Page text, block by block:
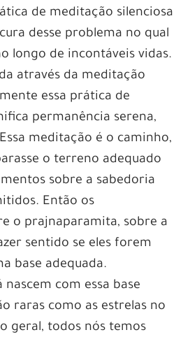
de meditação silenciosa
desse problema no qual
longo de incontáveis vidas.
através da meditação
essa prática de
permanência serena,
meditação é o caminho,
o terreno adequado
sobre a sabedoria
Então os
o prajnaparamita, sobre a
sentido se eles forem
base adequada.
nascem com essa base
raras como as estrelas no
geral, todos nós temos